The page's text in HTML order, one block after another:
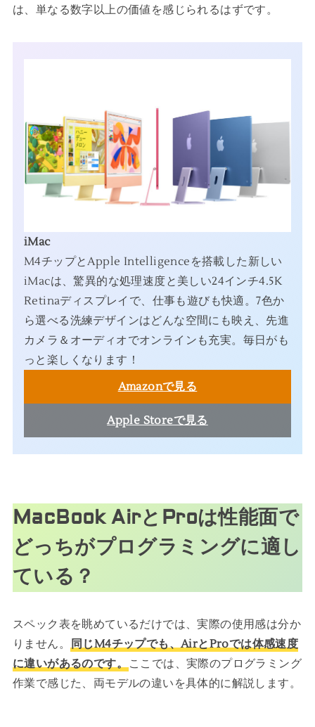
は、単なる数字以上の価値を感じられるはずです。
iMac
M4チップとApple Intelligenceを搭載した新しい
iMacは、驚異的な処理速度と美しい24インチ4.5K
Retinaディスプレイで、仕事も遊びも快適。7色か
ら選べる洗練デザインはどんな空間にも映え、先進
カメラ＆オーディオでオンラインも充実。毎日がも
っと楽しくなります！
Amazonで見る
Apple Storeで見る
MacBook AirとProは性能面で
どっちがプログラミングに適し
ている？
スペック表を眺めているだけでは、実際の使用感は分か
りません。
同じM4チップでも、AirとProでは体感速度
に違いがあるのです。
ここでは、実際のプログラミング
作業で感じた、両モデルの違いを具体的に解説します。